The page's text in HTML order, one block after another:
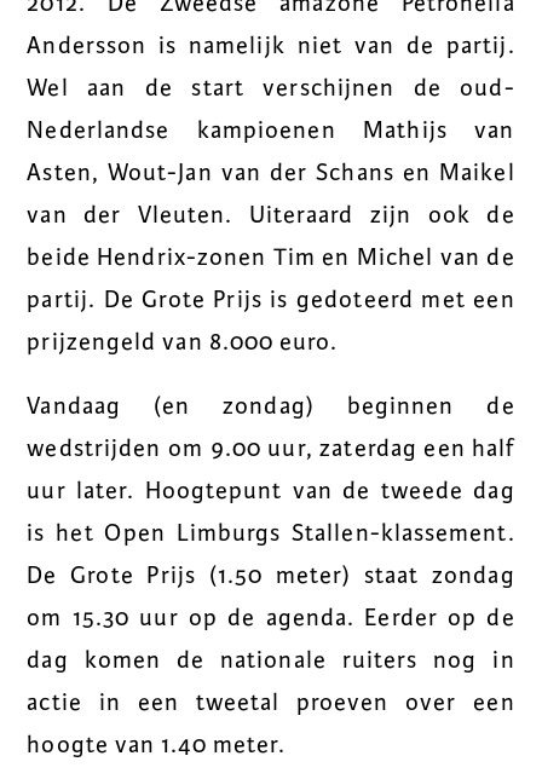
Andersson is namelijk niet van de partij.
Wel aan de start verschijnen de oud-
Nederlandse kampioenen Mathijs van
Asten, Wout-Jan van der Schans en Maikel
van der Vleuten. Uiteraard zijn ook de
beide Hendrix-zonen Tim en Michel van de
partij. De Grote Prijs is gedoteerd met een
prijzengeld van 8.000 euro.
Vandaag (en zondag) beginnen de
wedstrijden om 9.00 uur, zaterdag een half
uur later. Hoogtepunt van de tweede dag
is het Open Limburgs Stallen-klassement.
De Grote Prijs (1.50 meter) staat zondag
om 15.30 uur op de agenda. Eerder op de
dag komen de nationale ruiters nog in
actie in een tweetal proeven over een
hoogte van 1.40 meter.